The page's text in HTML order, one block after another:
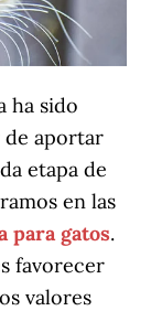
ha sido
de aportar
etapa de
en las
para gatos.
favorecer
valores